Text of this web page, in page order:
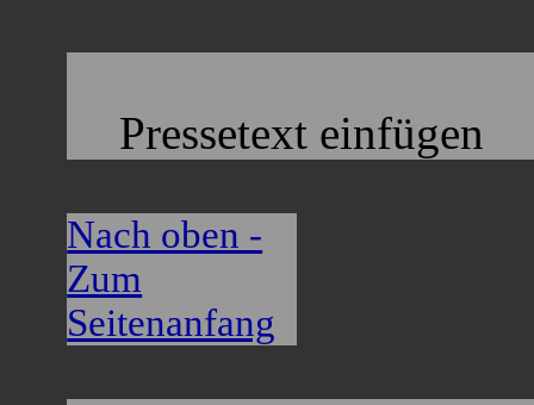
Pressetext einfügen
Nach oben -
Zum
Seitenanfang